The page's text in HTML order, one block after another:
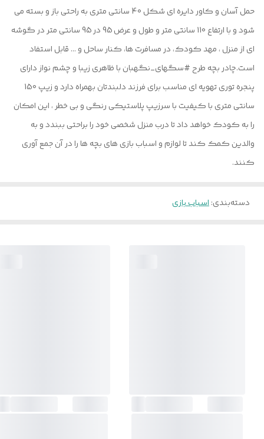
حمل آسان و کاور دایره ای شکل 40 سانتی متری به راحتی باز و بسته می
شود و با ارتفاع 110 سانتی متر و طول و عرض 95 در 95 سانتی متر در گوشه
ای از منزل ، مهد کودک، در مسافرت ها، کنار ساحل و ... قابل استفاد
است.چادر بچه طرح #سگهای_نگهبان با ظاهری زیبا و چشم نواز دارای
پنجره توری تهویه ای مناسب برای فرزند دلبندتان بهمراه دارد و زیپ 150
سانتی متری با کیفیت با سرزیپ پلاستیکی رنگی و بی خطر ، این امکان
را به کودک خواهد داد تا درب منزل شخصی خود را براحتی ببندد و به
والدین کمک کند تا لوازم و اسباب بازی های بچه ها را در آن جمع آوری
کنند.
دسته‌بندی:اسباب بازی